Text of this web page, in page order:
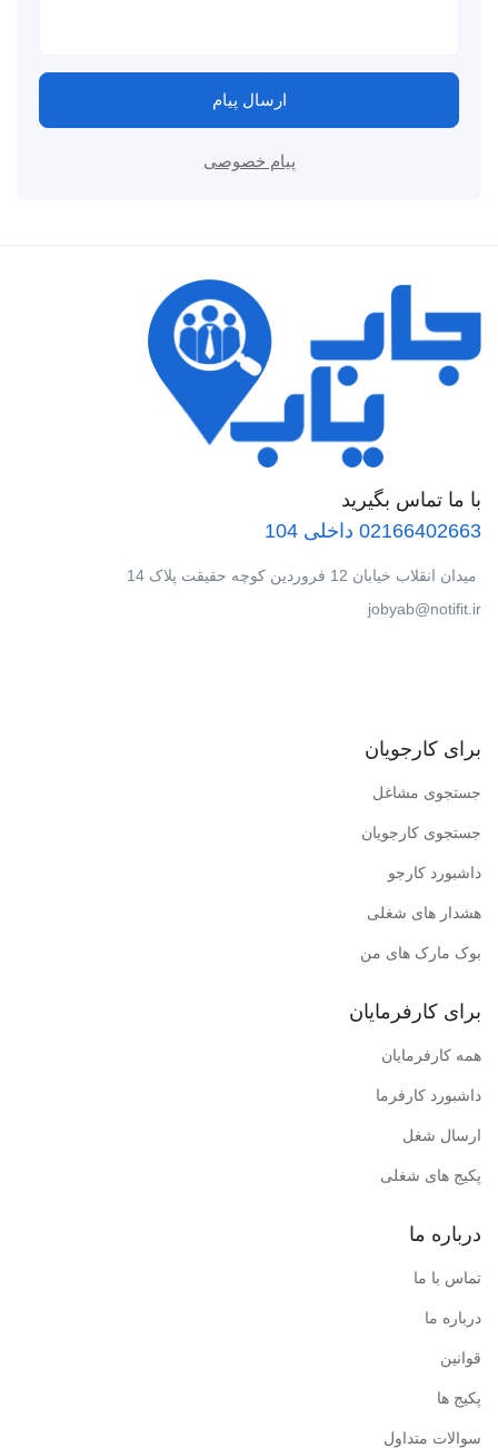
ارسال پیام
پیام خصوصی
با ما تماس بگیرید
02166402663 داخلی 104
jobyab@notifit.ir
برای کارجویان
جستجوی مشاغل
جستجوی کارجویان
داشبورد کارجو
هشدار های شغلی
بوک مارک های من
برای کارفرمایان
همه کارفرمایان
داشبورد کارفرما
ارسال شغل
پکیج های شغلی
درباره ما
تماس با ما
درباره ما
قوانین
پکیج ها
سوالات متداول